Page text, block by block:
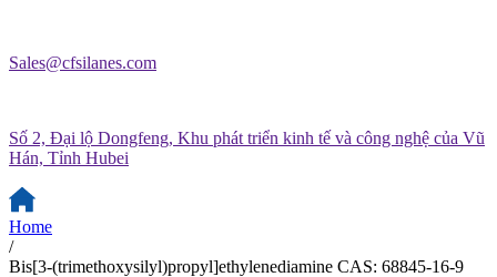
Sales@cfsilanes.com
Số 2, Đại lộ Dongfeng, Khu phát triển kinh tế và công nghệ của Vũ
Hán, Tỉnh Hubei
Home
/
Bis[3-(trimethoxysilyl)propyl]ethylenediamine CAS: 68845-16-9